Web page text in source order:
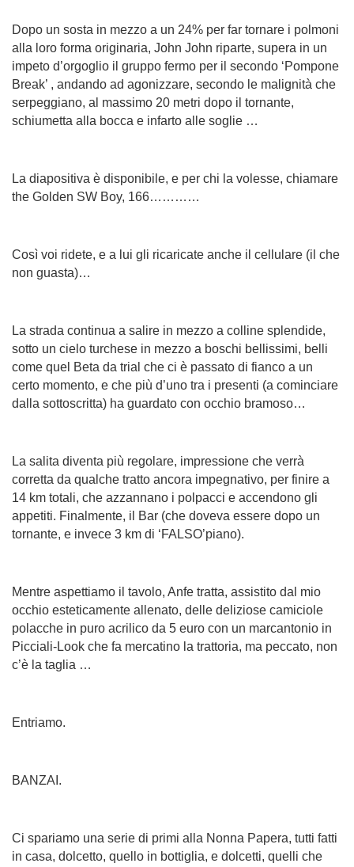
Dopo un sosta in mezzo a un 24% per far tornare i polmoni
alla loro forma originaria, John John riparte, supera in un
impeto d’orgoglio il gruppo fermo per il secondo ‘Pompone
Break’ , andando ad agonizzare, secondo le malignità che
serpeggiano, al massimo 20 metri dopo il tornante,
schiumetta alla bocca e infarto alle soglie …
La diapositiva è disponibile, e per chi la volesse, chiamare
the Golden SW Boy, 166…………
Così voi ridete, e a lui gli ricaricate anche il cellulare (il che
non guasta)…
La strada continua a salire in mezzo a colline splendide,
sotto un cielo turchese in mezzo a boschi bellissimi, belli
come quel Beta da trial che ci è passato di fianco a un
certo momento, e che più d’uno tra i presenti (a cominciare
dalla sottoscritta) ha guardato con occhio bramoso…
La salita diventa più regolare, impressione che verrà
corretta da qualche tratto ancora impegnativo, per finire a
14 km totali, che azzannano i polpacci e accendono gli
appetiti. Finalmente, il Bar (che doveva essere dopo un
tornante, e invece 3 km di ‘FALSO’piano).
Mentre aspettiamo il tavolo, Anfe tratta, assistito dal mio
occhio esteticamente allenato, delle deliziose camiciole
polacche in puro acrilico da 5 euro con un marcantonio in
Picciali-Look che fa mercatino la trattoria, ma peccato, non
c’è la taglia …
Entriamo.
BANZAI.
Ci spariamo una serie di primi alla Nonna Papera, tutti fatti
in casa, dolcetto, quello in bottiglia, e dolcetti, quelli che